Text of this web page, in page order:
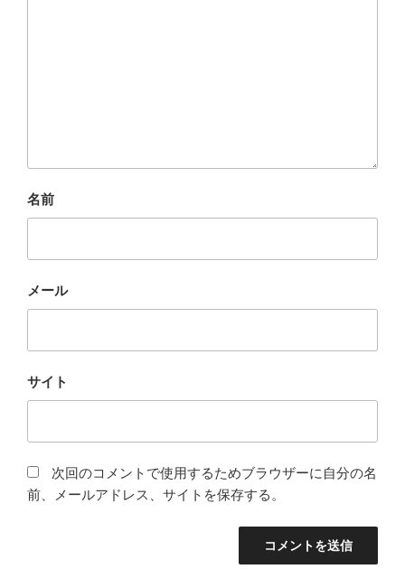
名前
メール
サイト
次回のコメントで使用するためブラウザーに自分の名
前、メールアドレス、サイトを保存する。